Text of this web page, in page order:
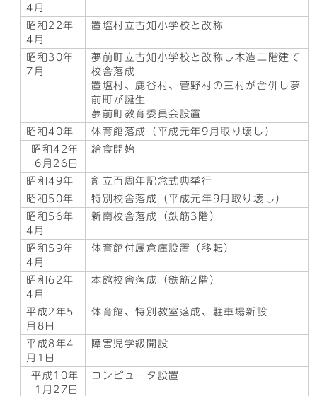
4月
昭和22年
4月
置塩村立古知小学校と改称
昭和30年
7月
夢前町立古知小学校と改称し木造二階建て
校舎落成
置塩村、鹿谷村、菅野村の三村が合併し夢
前町が誕生
夢前町教育委員会設置
昭和40年
体育館落成（平成元年9月取り壊し）
昭和42年
6月26日
給食開始
昭和49年
創立百周年記念式典挙行
昭和50年
特別校舎落成（平成元年9月取り壊し）
昭和56年
4月
新南校舎落成（鉄筋3階）
昭和59年
4月
体育館付属倉庫設置（移転）
昭和62年
4月
本館校舎落成（鉄筋2階）
平成2年5
月8日
体育館、特別教室落成、駐車場新設
平成8年4
月1日
障害児学級開設
平成10年
1月27日
コンピュータ設置